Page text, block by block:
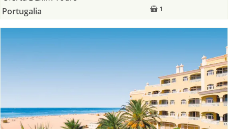
1
Portugalia